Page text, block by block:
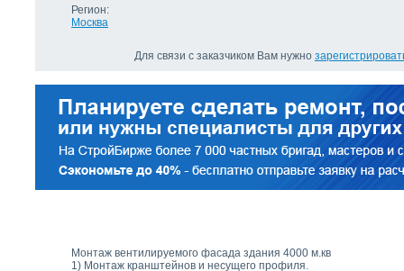
Регион:
Москва
Для связи с заказчиком Вам нужно
Монтаж вентилируемого фасада здания 4000 м.кв
1) Монтаж кранштейнов и несущего профиля.